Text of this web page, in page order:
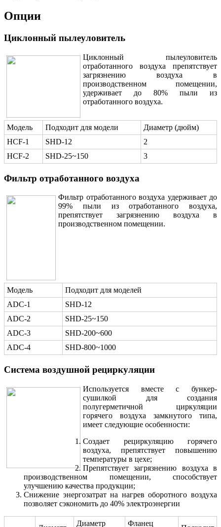
Опции
Циклонный пылеуловитель
Циклонный пылеуловитель
отработанного воздуха препятствует
загрязнению воздуха в
производственном помещении,
удерживает до 80% пыли из
отработанного воздуха.
Модель Подходит для модели
Диаметр (дюйм)
HCF-1
SHD-12
2
HCF-2
SHD-25~150 3
Фильтр отработанного воздуха
Фильтр отработанного воздуха удерживает до
99% пыли из отработанного воздуха,
препятствует загрязнению воздуха в
производственном помещении.
Модель
Подходит для моделей
ADC-1
SHD-12
ADC-2
SHD-25~150
ADC-3
SHD-200~600
ADC-4
SHD-800~1000
Система воздушной рециркуляции
Используется вместе с бункер-
сушилкой для создания
полугерметичной циркуляции
горячего воздуха замкнутого типа,
имеет следующие особенности:
Создает рециркуляцию горячего
воздуха, препятствует повышению
температуры в цехе;
Препятствует загрязнению воздуха в
производственном помещении, способствует
улучшению качества продукции;
Снижение энергозатрат на нагрев оборотного воздуха
позволяет сэкономить до 40% электроэнергии
Диаметр
Фланец